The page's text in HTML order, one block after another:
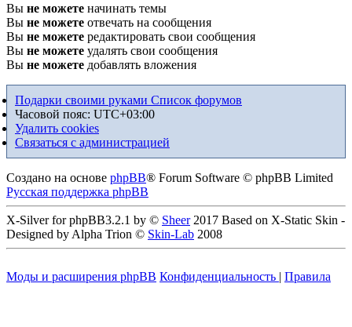
Вы не можете начинать темы
Вы не можете отвечать на сообщения
Вы не можете редактировать свои сообщения
Вы не можете удалять свои сообщения
Вы не можете добавлять вложения
Подарки своими руками Список форумов
Часовой пояс: UTC+03:00
Удалить cookies
Связаться с администрацией
Создано на основе phpBB® Forum Software © phpBB Limited
Русская поддержка phpBB
X-Silver for phpBB3.2.1 by © Sheer2017 Based on X-Static Skin -
Designed by Alpha Trion © Skin-Lab 2008
Моды и расширения phpBB Конфиденциальность | Правила